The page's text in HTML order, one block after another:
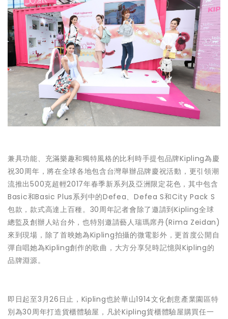
兼具功能、充滿樂趣和獨特風格的比利時手提包品牌Kipling為慶
祝30周年，將在全球各地包含台灣舉辦品牌慶祝活動，更引領潮
流推出500克超輕2017年春季新系列及亞洲限定花色，其中包含
Basic和Basic Plus系列中的Defea、Defea S和City Pack S
包款，款式高達上百種。30周年記者會除了邀請到Kipling全球
總監及創辦人站台外，也特別邀請藝人瑞瑪席丹(Rima Zeidan)
來到現場，除了首映她為Kipling拍攝的微電影外，更首度公開自
彈自唱她為Kipling創作的歌曲，大方分享兒時記憶與Kipling的
品牌淵源。
即日起至3月26日止，Kipling也於華山1914文化創意產業園區特
別為30周年打造貨櫃體驗屋，凡於Kipling貨櫃體驗屋購買任一